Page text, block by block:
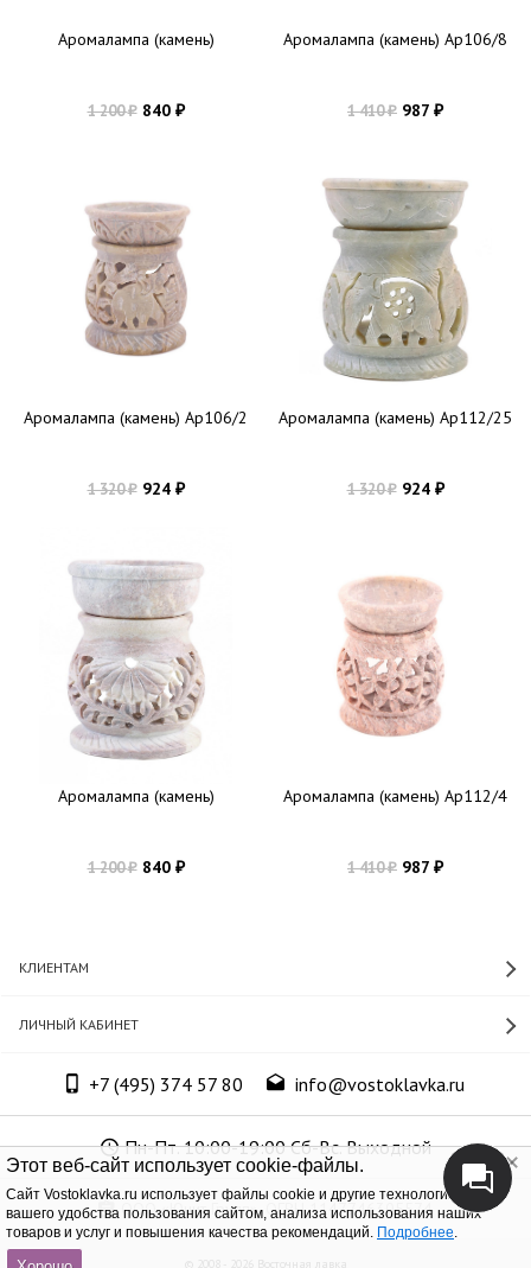
Этот веб-сайт использует cookie-файлы.
Cайт Vostoklavka.ru использует файлы cookie и другие технологии для
вашего удобства пользования сайтом, анализа использования наших
товаров и услуг и повышения качества рекомендаций. Подробнее.
Аромалампа (камень)
1 200₽840 ₽
Аромалампа (камень) Ар106/8
1 410₽ 987 ₽
Аромалампа (камень) Ар106/2
1 320₽924 ₽
Аромалампа (камень) Ар112/25
1 320₽924 ₽
Аромалампа (камень)
1 200₽840 ₽
Аромалампа (камень) Ар112/4
1 410₽ 987 ₽
КЛИЕНТАМ
ЛИЧНЫЙ КАБИНЕТ
+7 (495) 374 57 80 info@vostoklavka.ru
Пн-Пт. 10:00-19:00 Сб-Вс. Выходной
ООО «Юнит Групп», ОГРН 1147746305574